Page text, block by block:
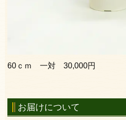
60ｃｍ 一対 30,000円
お届けについて